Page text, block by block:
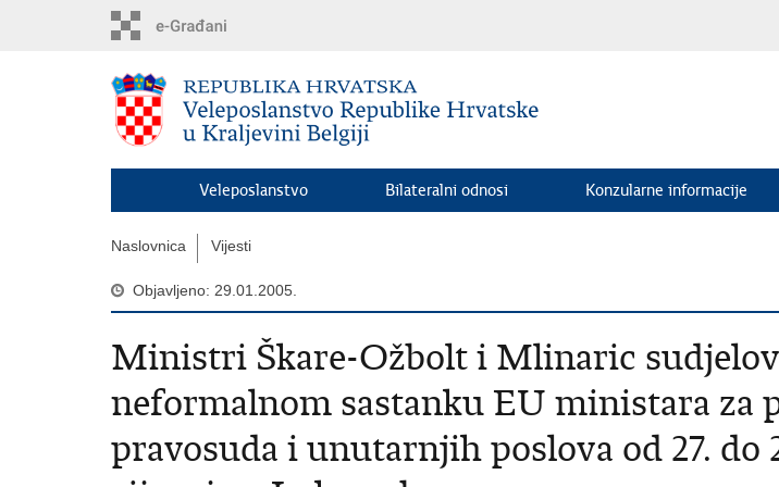
Veleposlanstvo Bilateralni odnosi Konzularne informacije
Naslovnica Vijesti
Objavljeno: 29.01.2005.
Ministri Škare-Ožbolt i Mlinaric
neformalnom sastanku EU ministara za
pravosuda i unutarnjih poslova od 27. do